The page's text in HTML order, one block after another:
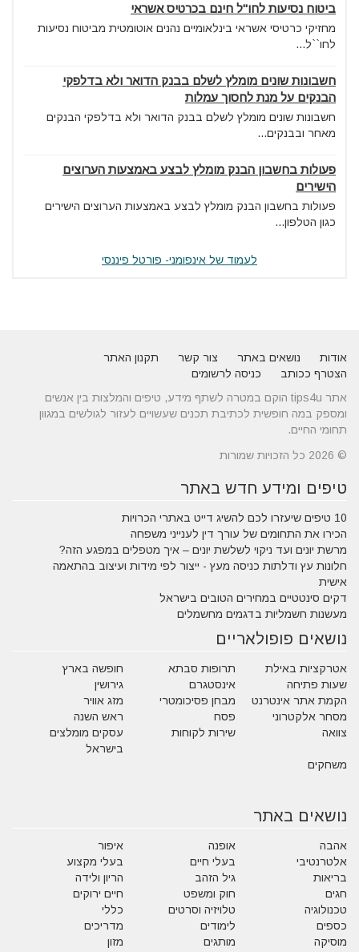
ביטוח נסיעות לחו"ל חינם בכרטיס אשראי
מחזיקי כרטיסי אשראי בינלאומיים נהנים אוטומטית מביטוח נסיעות
לחו``ל...
חשבונות שונים מומלץ לשלם בבנק הדואר ולא בדלפקי
הבנקים על מנת לחסוך עמלות
חשבונות שונים מומלץ לשלם בבנק הדואר ולא בדלפקי הבנקים
מאחר ובבנקים...
פעולות בחשבון הבנק מומלץ לבצע באמצעות הערוצים
הישירים
פעולות בחשבון הבנק מומלץ לבצע באמצעות הערוצים הישירים
כגון הטלפון...
לעמוד של אינפומני- פורטל פיננסי
אודות נושאים באתר צור קשר
תקנון האתר
הצטרף ככותב
כניסה לרשומים
אתר tips4u הוקם במטרה לשתף מידע, טיפים והמלצות בין אנשים
ומספק במה חופשית לכתיבת תכנים שעשויים לעזור לגולשים במגוון
תחומי החיים.
© 2026 כל הזכויות שמורות
טיפים ומידע חדש באתר
10 טיפים שיעזרו לכם להשיג דייט באתרי הכרויות
הכירו את התחומים של עורך דין לענייני משפחה
מרשת יונים ועד ניקוי לשלשת יונים – איך מטפלים במפגע הזה?
חלונות עץ ודלתות כניסה מעץ - ייצור לפי מידות ועיצוב בהתאמה
אישית
דקים סינטטיים במחירים הטובים בישראל
מעשנות חשמליות בדגמים מחשמלים
נושאים פופולאריים
אטרקציות באילת תרופות סבתא
חופשה בארץ
שעות פתיחה
אינסטגרם
גירושין
הקמת אתר אינטרנט
מבחן פסיכומטרי
מזג אוויר
מסחר אלקטרוני
פסח
ראש השנה
צוואה
שירות לקוחות
עסקים מומלצים
בישראל
משחקים
נושאים באתר
אהבה אופנה
איפור
אלטרנטיבי
בעלי חיים
בעלי מקצוע
בריאות
גיל הזהב
הריון ולידה
חגים
חוק ומשפט
חיים ירוקים
טכנולוגיה
טלויזיה וסרטים
כללי
כספים
לימודים
מדריכים
מוסיקה
מותגים
מזון